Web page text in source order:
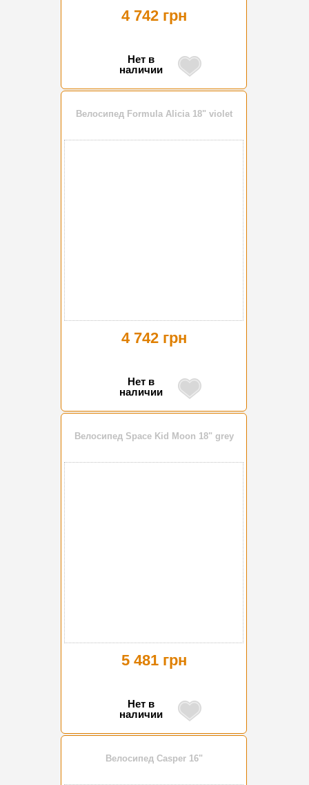
4 742 грн
Нет в
наличии
Велосипед Formula Alicia 18" violet
4 742 грн
Нет в
наличии
Велосипед Space Kid Moon 18" grey
5 481 грн
Нет в
наличии
Велосипед Casper 16"